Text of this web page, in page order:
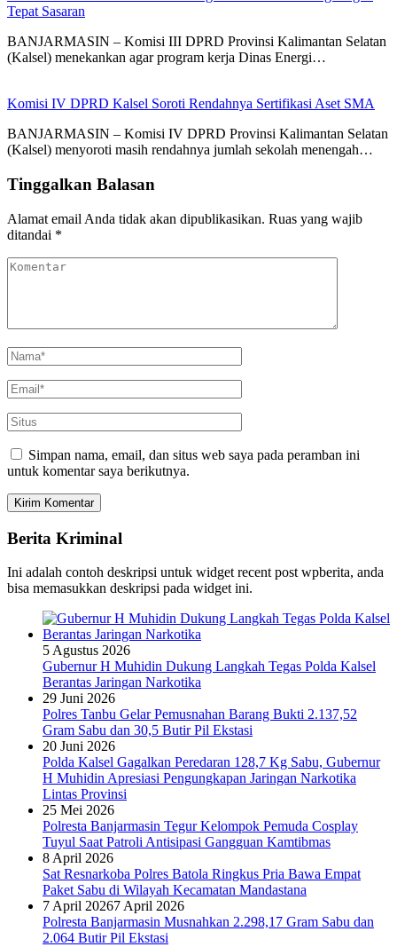
Tepat Sasaran
BANJARMASIN – Komisi III DPRD Provinsi Kalimantan Selatan
(Kalsel) menekankan agar program kerja Dinas Energi…
Komisi IV DPRD Kalsel Soroti Rendahnya Sertifikasi Aset SMA
BANJARMASIN – Komisi IV DPRD Provinsi Kalimantan Selatan
(Kalsel) menyoroti masih rendahnya jumlah sekolah menengah…
Tinggalkan Balasan
Alamat email Anda tidak akan dipublikasikan. Ruas yang wajib
ditandai *
Simpan nama, email, dan situs web saya pada peramban ini
untuk komentar saya berikutnya.
Berita Kriminal
Ini adalah contoh deskripsi untuk widget recent post wpberita, anda
bisa memasukkan deskripsi pada widget ini.
5 Agustus 2026
Gubernur H Muhidin Dukung Langkah Tegas Polda Kalsel
Berantas Jaringan Narkotika
29 Juni 2026
Polres Tanbu Gelar Pemusnahan Barang Bukti 2.137,52
Gram Sabu dan 30,5 Butir Pil Ekstasi
20 Juni 2026
Polda Kalsel Gagalkan Peredaran 128,7 Kg Sabu, Gubernur
H Muhidin Apresiasi Pengungkapan Jaringan Narkotika
Lintas Provinsi
25 Mei 2026
Polresta Banjarmasin Tegur Kelompok Pemuda Cosplay
Tuyul Saat Patroli Antisipasi Gangguan Kamtibmas
8 April 2026
Sat Resnarkoba Polres Batola Ringkus Pria Bawa Empat
Paket Sabu di Wilayah Kecamatan Mandastana
7 April 20267 April 2026
Polresta Banjarmasin Musnahkan 2.298,17 Gram Sabu dan
2.064 Butir Pil Ekstasi